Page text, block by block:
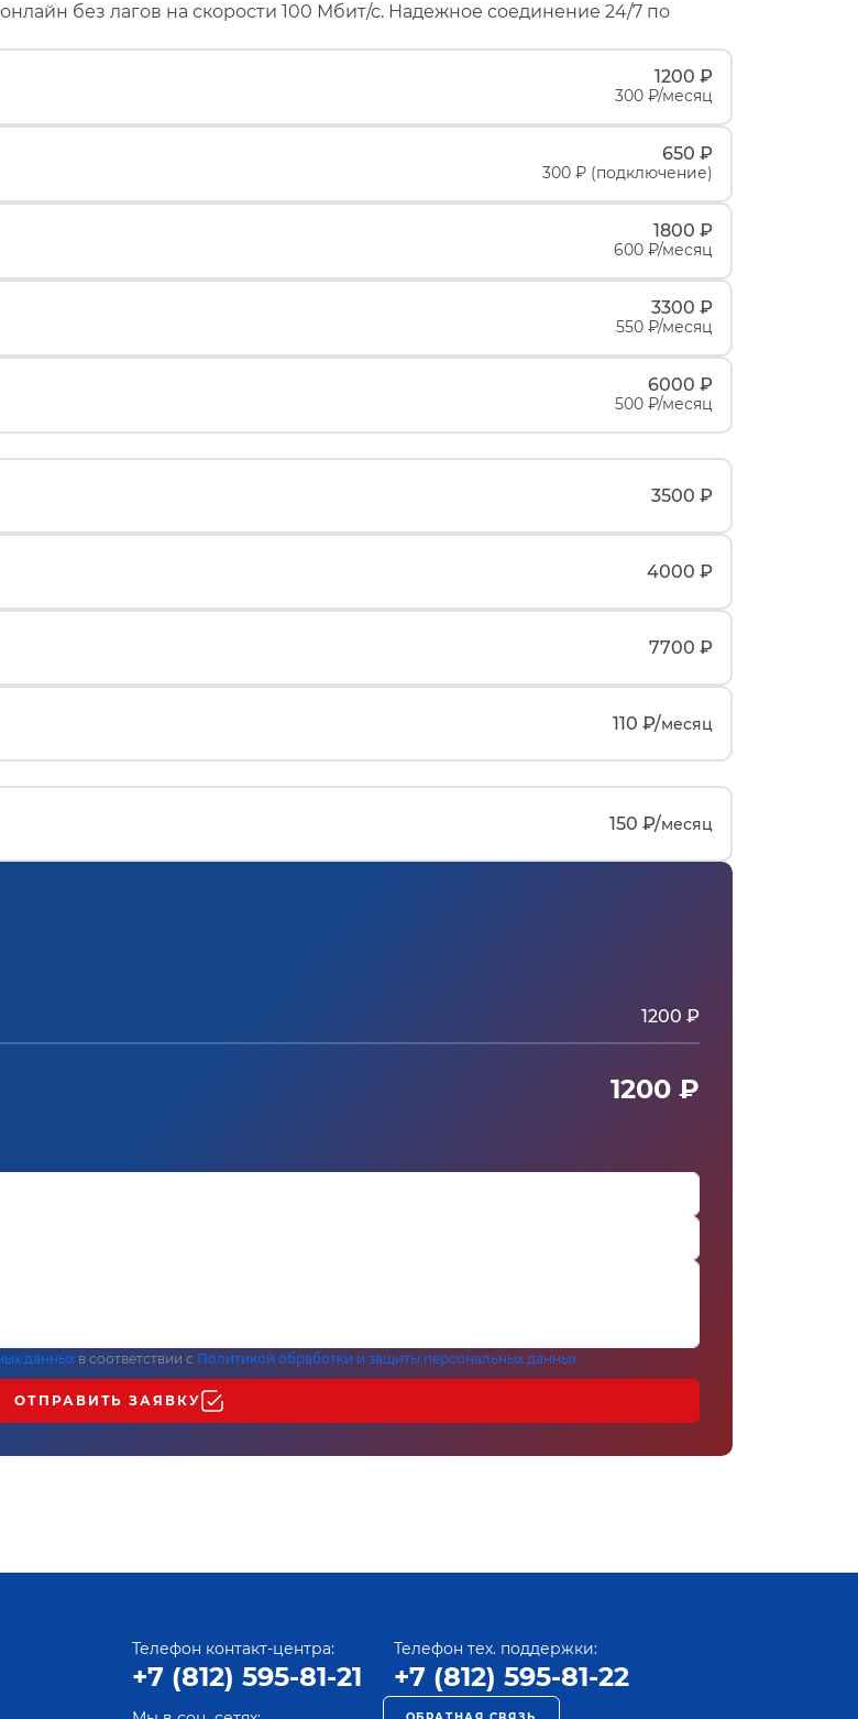
без лагов на скорости 100 Мбит/с. Надежное соединение 24/7 по
1200 ₽
300 ₽/месяц
650 ₽
300 ₽ (подключение)
1800 ₽
600 ₽/месяц
3300 ₽
550 ₽/месяц
6000 ₽
500 ₽/месяц
3500 ₽
4000 ₽
7700 ₽
110 ₽/месяц
150 ₽/месяц
1200 ₽
1200 ₽
данных в соответствии с Политикой обработки и защиты персональных данных
ОТПРАВИТЬ ЗАЯВКУ
Телефон контакт-центра:
+7 (812) 595-81-21
Телефон тех. поддержки:
+7 (812) 595-81-22